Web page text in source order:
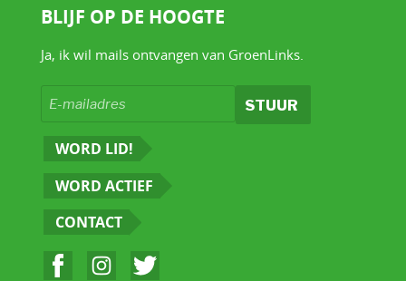
BLIJF OP DE HOOGTE
Ja, ik wil mails ontvangen van GroenLinks.
WORD LID!
WORD ACTIEF
CONTACT